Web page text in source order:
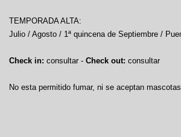
TEMPORADA ALTA:
Julio / Agosto / 1ª quincena de Septiembre /
Check in: consultar - Check out: consultar
No esta permitido fumar, ni se aceptan